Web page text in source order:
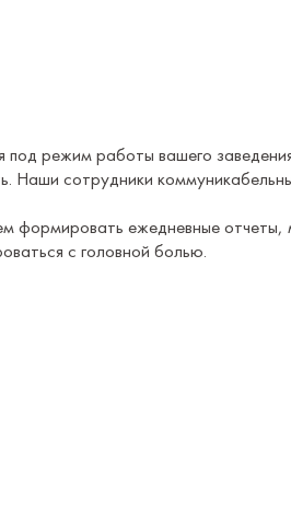
режим работы вашего
Наши сотрудники
формировать ежедневные отчеты,
с головной болью.